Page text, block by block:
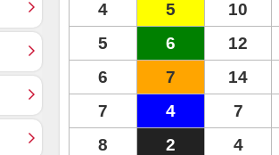
4
5 10
5
6 12
6
7 14
7
4 7
8
2 4